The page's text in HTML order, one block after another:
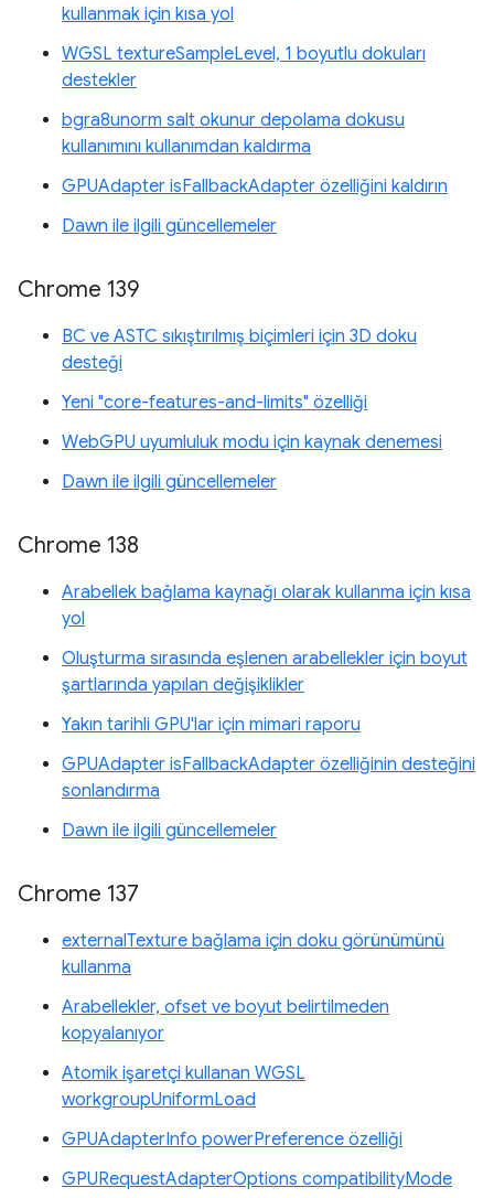
kullanmak için kısa yol
WGSL textureSampleLevel, 1 boyutlu dokuları
destekler
bgra8unorm salt okunur depolama dokusu
kullanımını kullanımdan kaldırma
GPUAdapter isFallbackAdapter özelliğini kaldırın
Dawn ile ilgili güncellemeler
Chrome 139
BC ve ASTC sıkıştırılmış biçimleri için 3D doku
desteği
Yeni "core-features-and-limits" özelliği
WebGPU uyumluluk modu için kaynak denemesi
Dawn ile ilgili güncellemeler
Chrome 138
Arabellek bağlama kaynağı olarak kullanma için kısa
yol
Oluşturma sırasında eşlenen arabellekler için boyut
şartlarında yapılan değişiklikler
Yakın tarihli GPU'lar için mimari raporu
GPUAdapter isFallbackAdapter özelliğinin desteğini
sonlandırma
Dawn ile ilgili güncellemeler
Chrome 137
externalTexture bağlama için doku görünümünü
kullanma
Arabellekler, ofset ve boyut belirtilmeden
kopyalanıyor
Atomik işaretçi kullanan WGSL
workgroupUniformLoad
GPUAdapterInfo powerPreference özelliği
GPURequestAdapterOptions compatibilityMode